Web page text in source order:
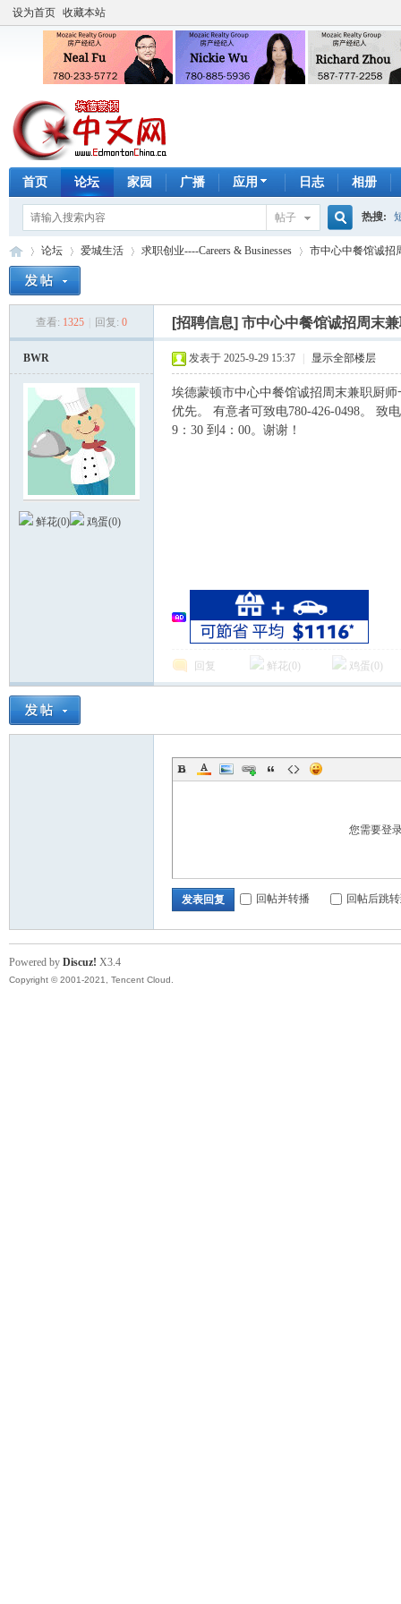
设为首页 收藏本站
首页 论坛 家园 广播 应用 日志 相册
帖子
搜
索
热搜:
手工皂
蒙
论坛
›
爱城生活
›
求职创业----Careers & Businesses
›
市中心中餐馆诚招
查看: 1325 回复: 0 [招聘信息] 市中心中餐馆诚招周末
BWR
鲜花(0) 鸡蛋(0)
发表于 2025-9-29 15:37 显示全部楼层
埃德蒙顿市中心中餐馆诚招周末兼职厨
优先。 有意者可致电780-426-0498。 致
9：30 到4：00。谢谢！
回复 鲜花( 0 ) 鸡蛋( 0 )
您需要登
发表回复 回帖并转播 回帖后跳
Powered by Discuz! X3.4
Copyright © 2001-2021, Tencent Cloud.